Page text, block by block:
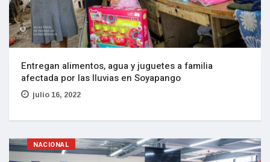
Entregan alimentos, agua y juguetes a familia
afectada por las lluvias en Soyapango
julio 16, 2022
NACIONAL